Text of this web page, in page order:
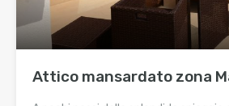
Attico mansardato zona